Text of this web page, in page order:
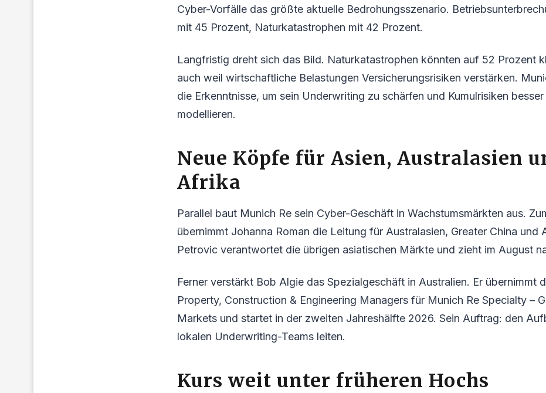
Cyber-Vorfälle das größte aktuelle Bedrohungsszenario.
mit 45 Prozent, Naturkatastrophen mit 42 Prozent.
Langfristig dreht sich das Bild. Naturkatastrophen könnten auf 52 Prozent
auch weil wirtschaftliche Belastungen Versicherungsrisiken verstärken.
die Erkenntnisse, um sein Underwriting zu schärfen und Kumulrisiken besser
modellieren.
Neue Köpfe für Asien, Australasien
Afrika
Parallel baut Munich Re sein Cyber-Geschäft in Wachstumsmärkten aus.
übernimmt Johanna Roman die Leitung für Australasien, Greater China und
Petrovic verantwortet die übrigen asiatischen Märkte und zieht im August
Ferner verstärkt Bob Algie das Spezialgeschäft in Australien. Er übernimmt
Property, Construction & Engineering Managers für Munich Re Specialty –
Markets und startet in der zweiten Jahreshälfte 2026. Sein Auftrag: den
lokalen Underwriting-Teams leiten.
Kurs weit unter früheren Hochs